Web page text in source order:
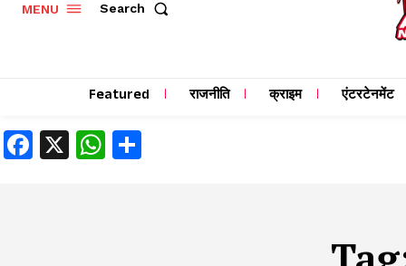
MENU Search
Featured राजनीति क्राइम एंटरटेनमेंट
Facebook
X WhatsApp